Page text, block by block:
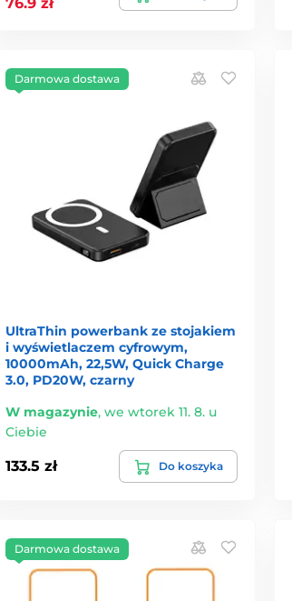
76.9 zł
Darmowa dostawa
UltraThin powerbank ze stojakiem
i wyświetlaczem cyfrowym,
10000mAh, 22,5W, Quick Charge
3.0, PD20W, czarny
W magazynie, we wtorek 11. 8. u
Ciebie
133.5 zł Do koszyka
Darmowa dostawa